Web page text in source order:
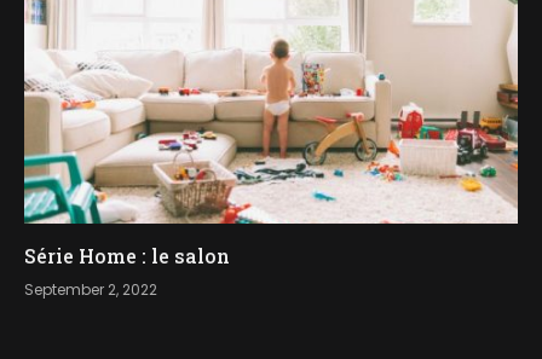
Série Home : le salon
September 2, 2022